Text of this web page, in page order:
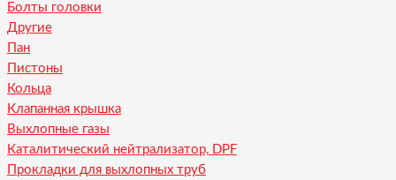
Болты головки
Другие
Пан
Пистоны
Кольца
Клапанная крышка
Выхлопные газы
Каталитический нейтрализатор, DPF
Прокладки для выхлопных труб